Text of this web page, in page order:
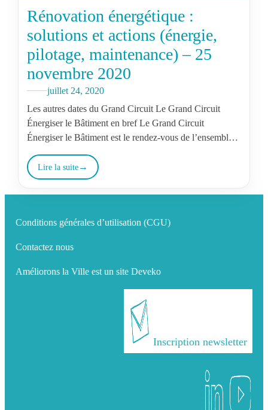
Rénovation énergétique :
solutions et actions (énergie,
pilotage, maintenance) – 25
novembre 2020
juillet 24, 2020
Les autres dates du Grand Circuit Le Grand Circuit
Énergiser le Bâtiment en bref Le Grand Circuit
Énergiser le Bâtiment est le rendez-vous de l’ensemble
Lire la suite
Conditions générales d’utilisation (CGU)
Contactez nous
Améliorons la Ville est un site Deveko
Inscription newsletter